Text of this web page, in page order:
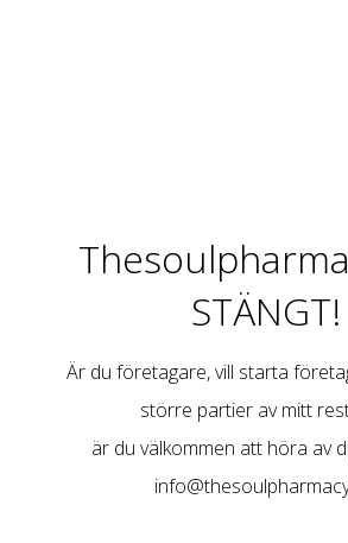
STÄNGT!
Är du företagare, vill starta
större partier av mitt
är du välkommen att höra av